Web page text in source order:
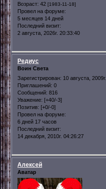
Возраст: 42 [1983-11-18]
Провел на форуме:
5 месяцев 14 дней
Последний визит:
2 августа, 2026г. 20:33:40
Редиус
Воин Света
Зарегистрирован: 10 августа, 2009г.
Приглашений: 0
Сообщений: 816
Уважение: [+40/-3]
Позитив: [+0/-0]
Провел на форуме:
6 дней 17 часов
Последний визит:
14 декабря, 2010г. 04:26:27
Алексей
Аватар